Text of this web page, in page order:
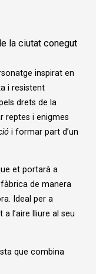
la ciutat conegut
inspirat en
i resistent
drets de la
reptes i enigmes
i formar part d’un
et portarà a
de manera
Ideal per a
l’aire lliure al seu
que combina